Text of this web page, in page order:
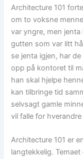
Architecture 101
om to voksne
var yngre, men
gutten som var litt
se jenta igjen, har
opp på kontoret til
han skal hjelpe
kan tilbringe tid
selvsagt gamle
vil falle for hverandre
Architecture 101 er
langtekkelig.